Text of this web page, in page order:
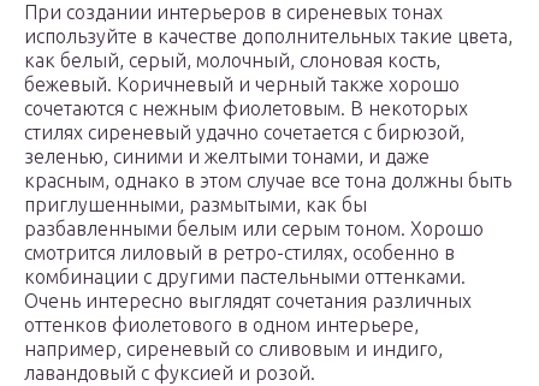
При создании интерьеров в сиреневых тонах
используйте в качестве дополнительных такие цвета,
как белый, серый, молочный, слоновая кость,
бежевый. Коричневый и черный также хорошо
сочетаются с нежным фиолетовым. В некоторых
стилях сиреневый удачно сочетается с бирюзой,
зеленью, синими и желтыми тонами, и даже
красным, однако в этом случае все тона должны быть
приглушенными, размытыми, как бы
разбавленными белым или серым тоном. Хорошо
смотрится лиловый в ретро-стилях, особенно в
комбинации с другими пастельными оттенками.
Очень интересно выглядят сочетания различных
оттенков фиолетового в одном интерьере,
например, сиреневый со сливовым и индиго,
лавандовый с фуксией и розой.